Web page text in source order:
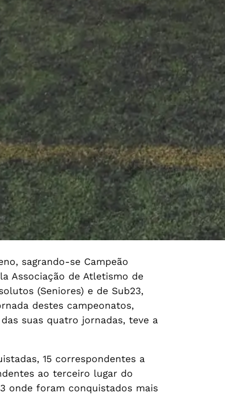
sagrando-se Campeão
Associação de Atletismo de
(Seniores) e de Sub23,
destes campeonatos,
suas quatro jornadas, teve a
15 correspondentes a
ao terceiro lugar do
onde foram conquistados mais